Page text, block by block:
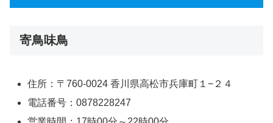
寄鳥味鳥
住所：〒760-0024 香川県高松市兵庫町１−２４
電話番号：0878228247